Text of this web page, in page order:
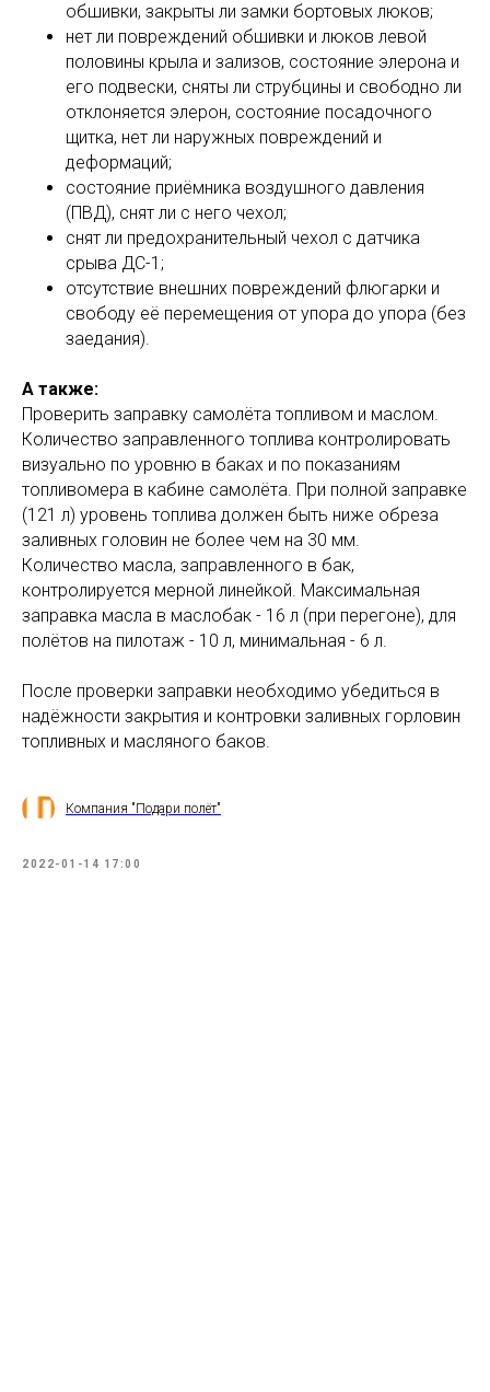
обшивки, закрыты ли замки бортовых люков;
нет ли повреждений обшивки и люков левой
половины крыла и зализов, состояние элерона и
его подвески, сняты ли струбцины и свободно ли
отклоняется элерон, состояние посадочного
щитка, нет ли наружных повреждений и
деформаций;
состояние приёмника воздушного давления
(ПВД), снят ли с него чехол;
снят ли предохранительный чехол с датчика
срыва ДС-1;
отсутствие внешних повреждений флюгарки и
свободу её перемещения от упора до упора (без
заедания).
А также:
Проверить заправку самолёта топливом и маслом.
Количество заправленного топлива контролировать
визуально по уровню в баках и по показаниям
топливомера в кабине самолёта. При полной заправке
(121 л) уровень топлива должен быть ниже обреза
заливных головин не более чем на 30 мм.
Количество масла, заправленного в бак,
контролируется мерной линейкой. Максимальная
заправка масла в маслобак - 16 л (при перегоне), для
полётов на пилотаж - 10 л, минимальная - 6 л.
После проверки заправки необходимо убедиться в
надёжности закрытия и контровки заливных горловин
топливных и масляного баков.
Компания "Подари полёт"
2022-01-14 17:00